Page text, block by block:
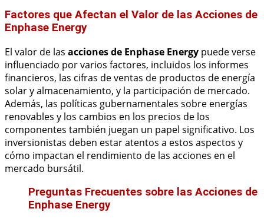
Factores que Afectan el Valor de las Acciones de
Enphase Energy
El valor de las acciones de Enphase Energy puede verse
influenciado por varios factores, incluidos los informes
financieros, las cifras de ventas de productos de energía
solar y almacenamiento, y la participación de mercado.
Además, las políticas gubernamentales sobre energías
renovables y los cambios en los precios de los
componentes también juegan un papel significativo. Los
inversionistas deben estar atentos a estos aspectos y
cómo impactan el rendimiento de las acciones en el
mercado bursátil.
Preguntas Frecuentes sobre las Acciones de
Enphase Energy